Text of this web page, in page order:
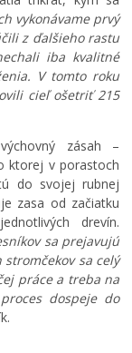
vykonávame prvý
z ďalšieho rastu
iba kvalitné
V tomto roku
cieľ ošetriť 215
zásah –
ktorej v porastoch
do svojej rubnej
zasa od začiatku
drevín.
sa prejavujú
sa celý
práce a treba na
dospeje do